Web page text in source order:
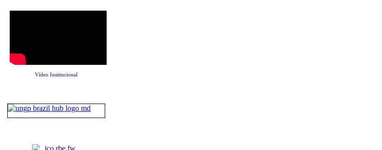
Vídeo Institucional